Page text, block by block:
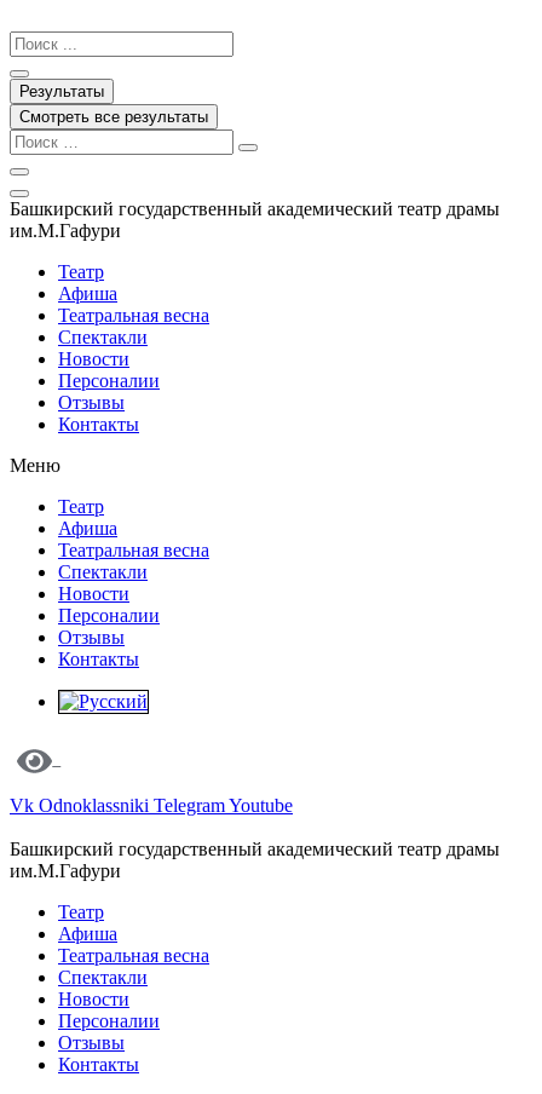
к
содержимому
Search
...
Результаты
Смотреть все результаты
Башкирский государственный академический театр драмы
им.М.Гафури
Театр
Афиша
Театральная весна
Спектакли
Новости
Персоналии
Отзывы
Контакты
Меню
Театр
Афиша
Театральная весна
Спектакли
Новости
Персоналии
Отзывы
Контакты
Vk Odnoklassniki TelegramYoutube
Башкирский государственный академический театр драмы
им.М.Гафури
Театр
Афиша
Театральная весна
Спектакли
Новости
Персоналии
Отзывы
Контакты